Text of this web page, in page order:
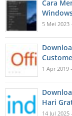
Cara
5 Mei 2023 -
1 Apr 2019 -
Hari
14 Jul 2025 -